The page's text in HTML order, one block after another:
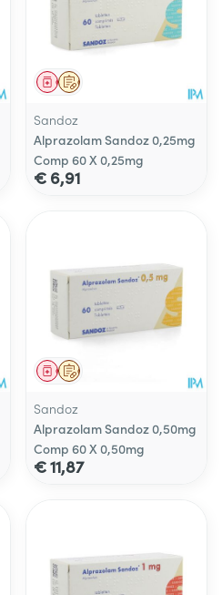
Op voorschrift
Geneesmiddel
Sandoz
Alprazolam Sandoz 0,25mg
Comp 60 X 0,25mg
€ 6,91
Op voorschrift
Geneesmiddel
Sandoz
Alprazolam Sandoz 0,50mg
Comp 60 X 0,50mg
€ 11,87